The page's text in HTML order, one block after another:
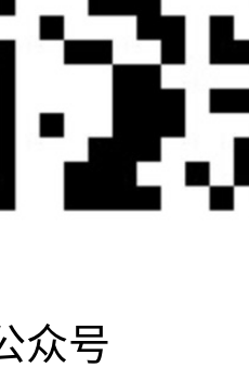
众号